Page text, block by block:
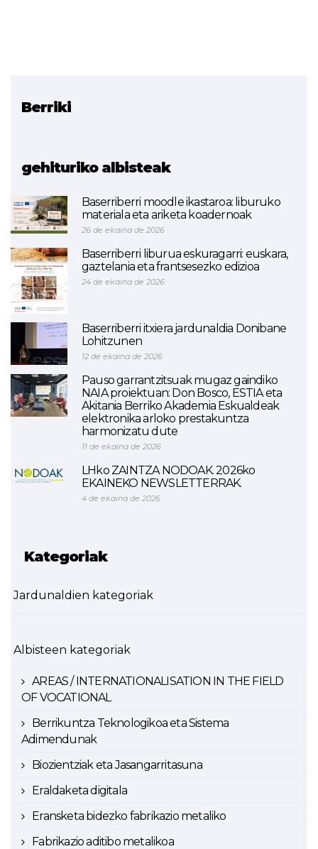
Berriki
gehituriko albisteak
Baserriberri moodle ikastaroa: liburuko
materiala eta ariketa koadernoak
26 de ekaina de 2026
Baserriberri liburua eskuragarri: euskara,
gaztelania eta frantsesezko edizioa
24 de ekaina de 2026
Baserriberri itxiera jardunaldia Donibane
Lohitzunen
12 de ekaina de 2026
Pauso garrantzitsuak mugaz gaindiko
NAIA proiektuan: Don Bosco, ESTIA eta
Akitania Berriko Akademia Eskualdeak
elektronika arloko prestakuntza
harmonizatu dute
11 de ekaina de 2026
LHko ZAINTZA NODOAK. 2026ko
EKAINEKO NEWSLETTERRAK.
4 de ekaina de 2026
Kategoriak
Jardunaldien kategoriak
Albisteen kategoriak
AREAS / INTERNATIONALISATION IN THE FIELD
OF VOCATIONAL
Berrikuntza Teknologikoa eta Sistema
Adimendunak
Biozientziak eta Jasangarritasuna
Eraldaketa digitala
Eransketa bidezko fabrikazio metaliko
Fabrikazio aditibo metalikoa